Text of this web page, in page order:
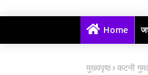
Home
मुख्यपृष्ठ कटनी